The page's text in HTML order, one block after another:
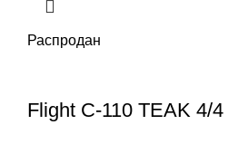
Распродан
Flight C-110 TEAK 4/4